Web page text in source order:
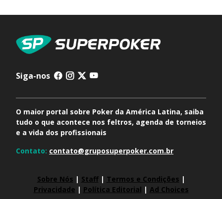
Siga-nos
O maior portal sobre Poker da América Latina, saiba
tudo o que acontece nos feltros, agenda de torneios
e a vida dos profissionais
Contato: contato@gruposuperpoker.com.br
Sobre Nós | Staff| Termos e Condições |
Privacidade | Política Editorial | Ad Choices